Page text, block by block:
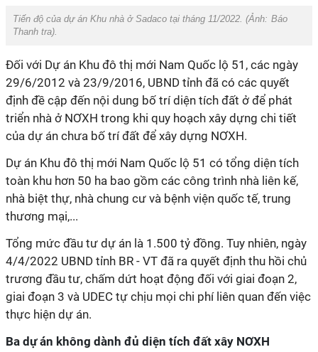
Tiến độ của dự án Khu nhà ở Sadaco tại tháng 11/2022. (Ảnh: Báo
Thanh tra).
Đối với Dự án Khu đô thị mới Nam Quốc lộ 51, các ngày
29/6/2012 và 23/9/2016, UBND tỉnh đã có các quyết
định đề cập đến nội dung bố trí diện tích đất ở để phát
triển nhà ở NƠXH trong khi quy hoạch xây dựng chi tiết
của dự án chưa bố trí đất để xây dựng NƠXH.
Dự án Khu đô thị mới Nam Quốc lộ 51 có tổng diện tích
toàn khu hơn 50 ha bao gồm các công trình nhà liên kế,
nhà biệt thự, nhà chung cư và bệnh viện quốc tế, trung
thương mại,...
Tổng mức đầu tư dự án là 1.500 tỷ đồng. Tuy nhiên, ngày
4/4/2022 UBND tỉnh BR - VT đã ra quyết định thu hồi chủ
trương đầu tư, chấm dứt hoạt động đối với giai đoạn 2,
giai đoạn 3 và UDEC tự chịu mọi chi phí liên quan đến việc
thực hiện dự án.
Ba dự án không dành đủ diện tích đất xây NƠXH